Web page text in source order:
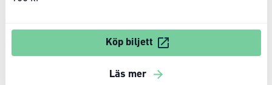
Köp biljett
Läs mer